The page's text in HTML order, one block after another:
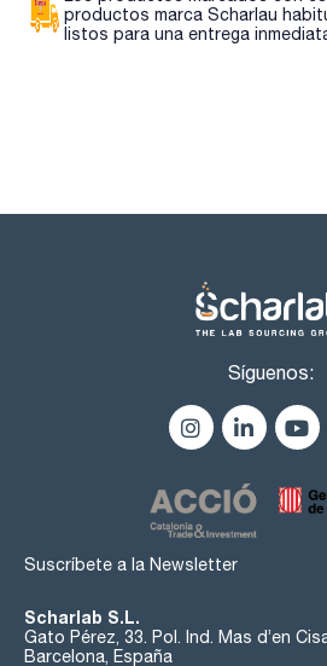
220 nm: 60 % 0,222 AU
240 nm: 90 % 0,046 AU
poro 0,22 µm
productos marca Scharlau
listos para una entrega
Síguenos:
Suscríbete a la Newsletter
Scharlab S.L.
Gato Pérez, 33. Pol. Ind. Mas d’en
Barcelona, España